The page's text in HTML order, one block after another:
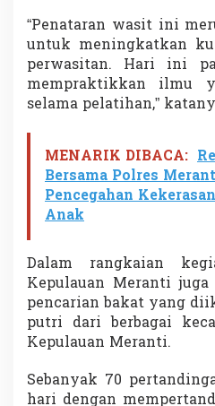
“Penataran wasit ini
untuk meningkatkan
perwasitan. Hari ini
mempraktikkan ilmu
selama pelatihan,”
MENARIK DIBACA:
Bersama Polres
Pencegahan
Anak
Dalam rangkaian
Kepulauan Meranti
pencarian bakat yang
putri dari berbagai
Kepulauan Meranti.
Sebanyak 70
hari dengan